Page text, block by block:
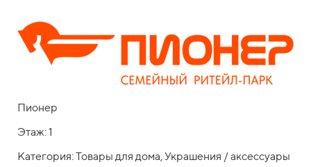
Пионер
Этаж: 1
Категория: Товары для дома, Украшения / аксессуары